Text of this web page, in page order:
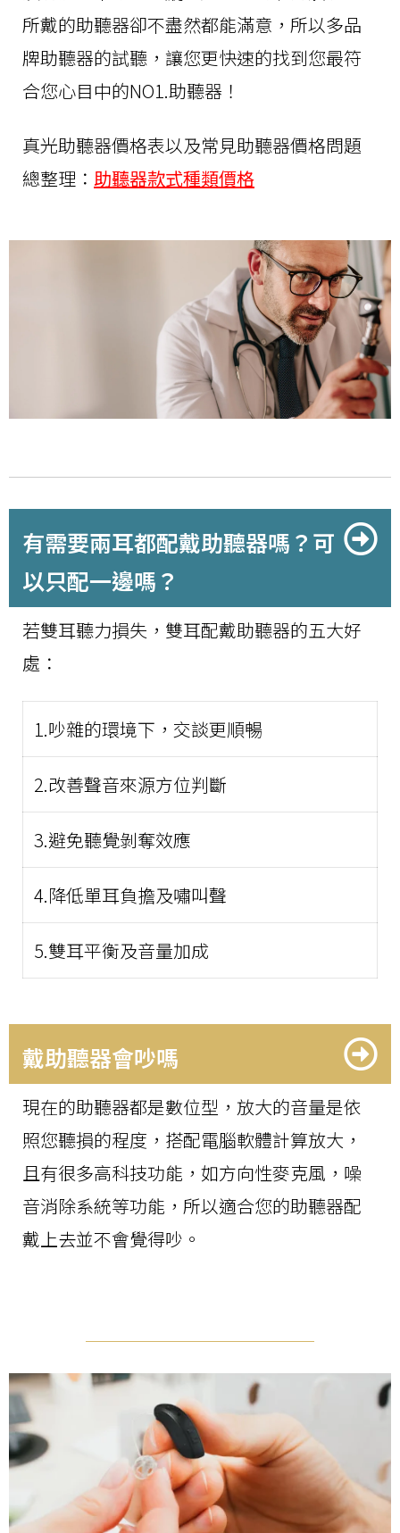
所戴的助聽器卻不盡然都能滿意，所以多品
牌助聽器的試聽，讓您更快速的找到您最符
合您心目中的NO1.助聽器！
真光助聽器價格表以及常見助聽器價格問題
總整理： 助聽器款式種類價格
有需要兩耳都配戴助聽器嗎？可
以只配一邊嗎？
若雙耳聽力損失，雙耳配戴助聽器的五大好
處：
1.吵雜的環境下，交談更順暢
2.改善聲音來源方位判斷
3.避免聽覺剝奪效應
4.降低單耳負擔及嘯叫聲
5.雙耳平衡及音量加成
戴助聽器會吵嗎
現在的助聽器都是數位型，放大的音量是依
照您聽損的程度，搭配電腦軟體計算放大，
且有很多高科技功能，如方向性麥克風，噪
音消除系統等功能，所以適合您的助聽器配
戴上去並不會覺得吵。